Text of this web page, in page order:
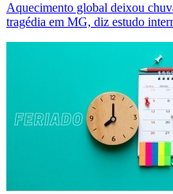
Aquecimento global deixou
tragédia em MG, diz estudo